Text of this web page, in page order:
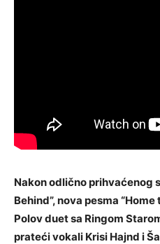
Nakon odlično prihvaćenog
Behind”, nova pesma
Polov duet sa Ringom
prateći vokali Krisi Hajnd i